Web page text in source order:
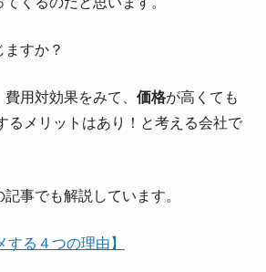
すか？
用対効果をみて、 価格が高くても
るメリットはあり！と考える会社で
事でも解説しています。
する４つの理由】